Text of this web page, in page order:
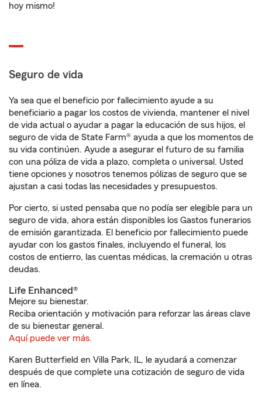
hoy mismo!
Seguro de vida
Ya sea que el beneficio por fallecimiento ayude a su
beneficiario a pagar los costos de vivienda, mantener el nivel
de vida actual o ayudar a pagar la educación de sus hijos, el
seguro de vida de State Farm® ayuda a que los momentos de
su vida continúen. Ayude a asegurar el futuro de su familia
con una póliza de vida a plazo, completa o universal. Usted
tiene opciones y nosotros tenemos pólizas de seguro que se
ajustan a casi todas las necesidades y presupuestos.
Por cierto, si usted pensaba que no podía ser elegible para un
seguro de vida, ahora están disponibles los Gastos funerarios
de emisión garantizada. El beneficio por fallecimiento puede
ayudar con los gastos finales, incluyendo el funeral, los
costos de entierro, las cuentas médicas, la cremación u otras
deudas.
Life Enhanced®
Mejore su bienestar.
Reciba orientación y motivación para reforzar las áreas clave
de su bienestar general.
Aquí puede ver más.
Karen Butterfield en Villa Park, IL, le ayudará a comenzar
después de que complete una cotización de seguro de vida
en línea.